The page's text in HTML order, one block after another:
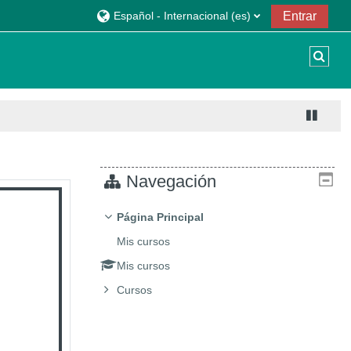
Español - Internacional ‎(es)‎ Entrar
Navegación
Página Principal
Mis cursos
Mis cursos
Cursos